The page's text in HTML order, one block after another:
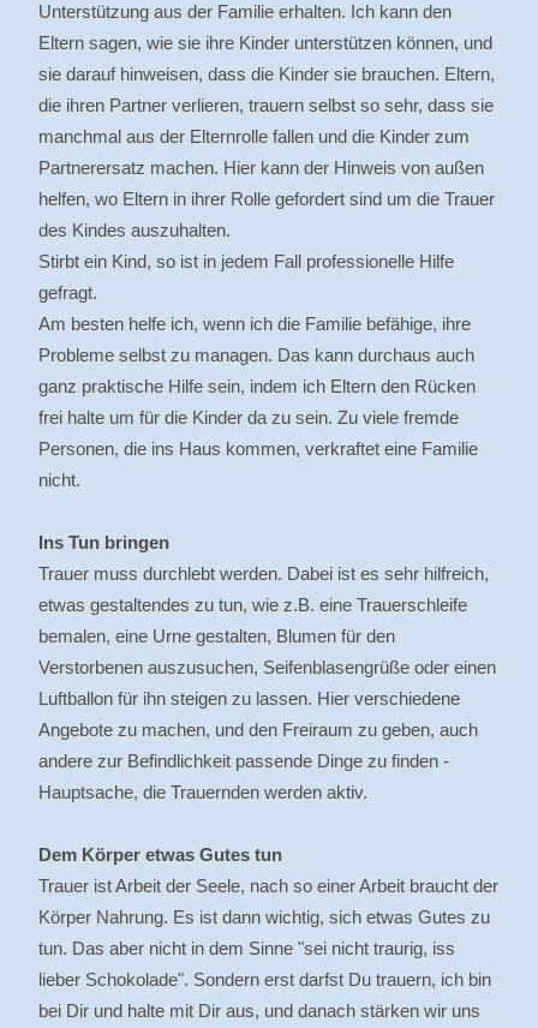
Unterstützung aus der Familie erhalten. Ich kann den
Eltern sagen, wie sie ihre Kinder unterstützen können, und
sie darauf hinweisen, dass die Kinder sie brauchen. Eltern,
die ihren Partner verlieren, trauern selbst so sehr, dass sie
manchmal aus der Elternrolle fallen und die Kinder zum
Partnerersatz machen. Hier kann der Hinweis von außen
helfen, wo Eltern in ihrer Rolle gefordert sind um die Trauer
des Kindes auszuhalten.
Stirbt ein Kind, so ist in jedem Fall professionelle Hilfe
gefragt.
Am besten helfe ich, wenn ich die Familie befähige, ihre
Probleme selbst zu managen. Das kann durchaus auch
ganz praktische Hilfe sein, indem ich Eltern den Rücken
frei halte um für die Kinder da zu sein. Zu viele fremde
Personen, die ins Haus kommen, verkraftet eine Familie
nicht.
Ins Tun bringen
Trauer muss durchlebt werden. Dabei ist es sehr hilfreich,
etwas gestaltendes zu tun, wie z.B. eine Trauerschleife
bemalen, eine Urne gestalten, Blumen für den
Verstorbenen auszusuchen, Seifenblasengrüße oder einen
Luftballon für ihn steigen zu lassen. Hier verschiedene
Angebote zu machen, und den Freiraum zu geben, auch
andere zur Befindlichkeit passende Dinge zu finden -
Hauptsache, die Trauernden werden aktiv.
Dem Körper etwas Gutes tun
Trauer ist Arbeit der Seele, nach so einer Arbeit braucht der
Körper Nahrung. Es ist dann wichtig, sich etwas Gutes zu
tun. Das aber nicht in dem Sinne "sei nicht traurig, iss
lieber Schokolade". Sondern erst darfst Du trauern, ich bin
bei Dir und halte mit Dir aus, und danach stärken wir uns